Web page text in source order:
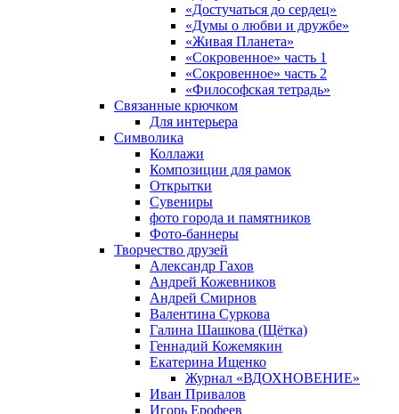
«Достучаться до сердец»
«Думы о любви и дружбе»
«Живая Планета»
«Сокровенное» часть 1
«Сокровенное» часть 2
«Философская тетрадь»
Связанные крючком
Для интерьера
Символика
Коллажи
Композиции для рамок
Открытки
Сувениры
фото города и памятников
Фото-баннеры
Творчество друзей
Александр Гахов
Андрей Кожевников
Андрей Смирнов
Валентина Суркова
Галина Шашкова (Щётка)
Геннадий Кожемякин
Екатерина Ищенко
Журнал «ВДОХНОВЕНИЕ»
Иван Привалов
Игорь Ерофеев